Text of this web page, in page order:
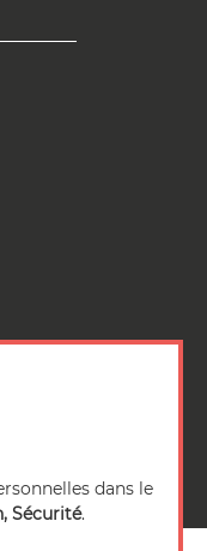
dans le
Sécurité.